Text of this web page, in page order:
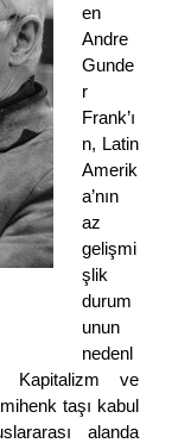
en
Andre
Gunde
r
Frank’ı
n, Latin
Amerik
a’nın
az
gelişmi
şlik
durum
unun
nedenl
Kapitalizm ve
taşı kabul
alanda